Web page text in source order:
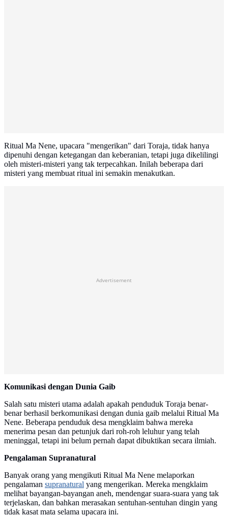
Ritual Ma Nene, upacara "mengerikan" dari Toraja, tidak hanya
dipenuhi dengan ketegangan dan keberanian, tetapi juga dikelilingi
oleh misteri-misteri yang tak terpecahkan. Inilah beberapa dari
misteri yang membuat ritual ini semakin menakutkan.
Advertisement
Komunikasi dengan Dunia Gaib
Salah satu misteri utama adalah apakah penduduk Toraja benar-
benar berhasil berkomunikasi dengan dunia gaib melalui Ritual Ma
Nene. Beberapa penduduk desa mengklaim bahwa mereka
menerima pesan dan petunjuk dari roh-roh leluhur yang telah
meninggal, tetapi ini belum pernah dapat dibuktikan secara ilmiah.
Pengalaman Supranatural
Banyak orang yang mengikuti Ritual Ma Nene melaporkan
pengalaman supranatural yang mengerikan. Mereka mengklaim
melihat bayangan-bayangan aneh, mendengar suara-suara yang tak
terjelaskan, dan bahkan merasakan sentuhan-sentuhan dingin yang
tidak kasat mata selama upacara ini.